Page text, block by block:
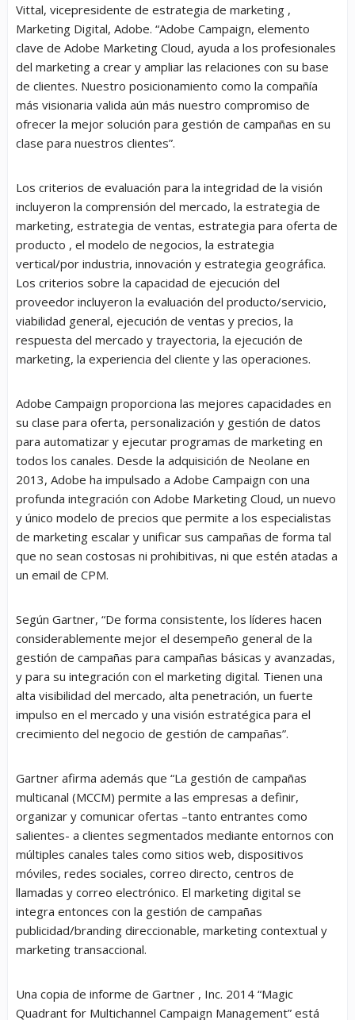
Vittal, vicepresidente de estrategia de marketing ,
Marketing Digital, Adobe. “Adobe Campaign, elemento
clave de Adobe Marketing Cloud, ayuda a los profesionales
del marketing a crear y ampliar las relaciones con su base
de clientes. Nuestro posicionamiento como la compañía
más visionaria valida aún más nuestro compromiso de
ofrecer la mejor solución para gestión de campañas en su
clase para nuestros clientes”.
Los criterios de evaluación para la integridad de la visión
incluyeron la comprensión del mercado, la estrategia de
marketing, estrategia de ventas, estrategia para oferta de
producto , el modelo de negocios, la estrategia
vertical/por industria, innovación y estrategia geográfica.
Los criterios sobre la capacidad de ejecución del
proveedor incluyeron la evaluación del producto/servicio,
viabilidad general, ejecución de ventas y precios, la
respuesta del mercado y trayectoria, la ejecución de
marketing, la experiencia del cliente y las operaciones.
Adobe Campaign proporciona las mejores capacidades en
su clase para oferta, personalización y gestión de datos
para automatizar y ejecutar programas de marketing en
todos los canales. Desde la adquisición de Neolane en
2013, Adobe ha impulsado a Adobe Campaign con una
profunda integración con Adobe Marketing Cloud, un nuevo
y único modelo de precios que permite a los especialistas
de marketing escalar y unificar sus campañas de forma tal
que no sean costosas ni prohibitivas, ni que estén atadas a
un email de CPM.
Según Gartner, “De forma consistente, los líderes hacen
considerablemente mejor el desempeño general de la
gestión de campañas para campañas básicas y avanzadas,
y para su integración con el marketing digital. Tienen una
alta visibilidad del mercado, alta penetración, un fuerte
impulso en el mercado y una visión estratégica para el
crecimiento del negocio de gestión de campañas”.
Gartner afirma además que “La gestión de campañas
multicanal (MCCM) permite a las empresas a definir,
organizar y comunicar ofertas –tanto entrantes como
salientes- a clientes segmentados mediante entornos con
múltiples canales tales como sitios web, dispositivos
móviles, redes sociales, correo directo, centros de
llamadas y correo electrónico. El marketing digital se
integra entonces con la gestión de campañas
publicidad/branding direccionable, marketing contextual y
marketing transaccional.
Una copia de informe de Gartner , Inc. 2014 “Magic
Quadrant for Multichannel Campaign Management” está